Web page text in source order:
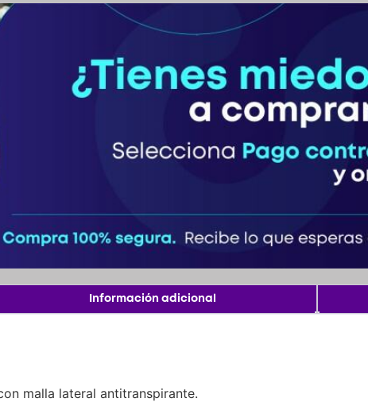
Información adicional
malla lateral antitranspirante.